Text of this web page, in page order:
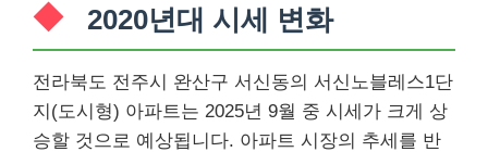
2020년대 시세 변화
전라북도 전주시 완산구 서신동의 서신노블레스1단
지(도시형) 아파트는 2025년 9월 중 시세가 크게 상
승할 것으로 예상됩니다. 아파트 시장의 추세를 반